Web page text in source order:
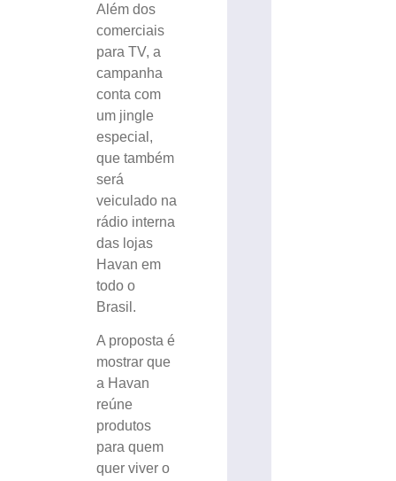
Além dos
comerciais
para TV, a
campanha
conta com
um jingle
especial,
que também
será
veiculado na
rádio interna
das lojas
Havan em
todo o
Brasil.
A proposta é
mostrar que
a Havan
reúne
produtos
para quem
quer viver o